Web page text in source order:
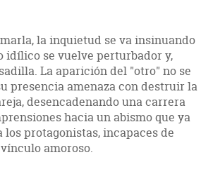
la inquietud se va insinuando
idílico se vuelve perturbador y,
La aparición del "otro" no se
presencia amenaza con destruir la
desencadenando una carrera
hacia un abismo que ya
protagonistas, incapaces de
amoroso.